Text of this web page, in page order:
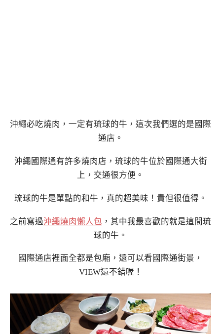
沖繩必吃燒肉，一定有琉球的牛，這次我們選的是國際
通店。
沖繩國際通有許多燒肉店，琉球的牛位於國際通大街
上，交通很方便。
琉球的牛是單點的和牛，真的超美味！貴但很值得。
之前寫過沖繩燒肉懶人包 ，其中我最喜歡的就是這間琉
球的牛。
國際通店裡面全都是包廂，還可以看國際通街景，
VIEW還不錯喔！